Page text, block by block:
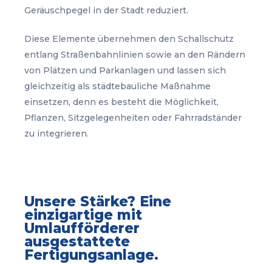
Geräuschpegel in der Stadt reduziert.
Diese Elemente übernehmen den Schallschutz
entlang Straßenbahnlinien sowie an den Rändern
von Plätzen und Parkanlagen und lassen sich
gleichzeitig als städtebauliche Maßnahme
einsetzen, denn es besteht die Möglichkeit,
Pflanzen, Sitzgelegenheiten oder Fahrradständer
zu integrieren.
Unsere Stärke? Eine
einzigartige mit
Umlaufförderer
ausgestattete
Fertigungsanlage.